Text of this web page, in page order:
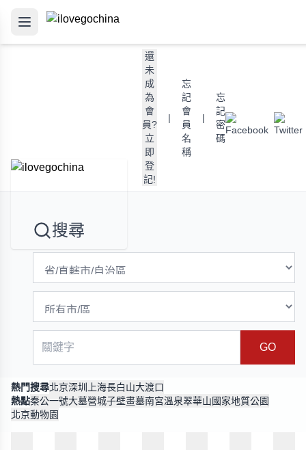
還
未
成
為
會
員?
立
即
登
記!
|
忘
記
會
員
名
稱
|
忘
記
密
碼
搜尋
GO
熱門搜尋北京深圳 上海長白山大渡口
熱點秦公一號大墓營城子壁畫墓南宮溫泉翠華山國家地質公園
北京動物園